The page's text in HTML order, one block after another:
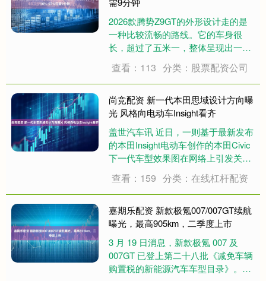
2026款腾势Z9GT的外形设计走的是
一种比较流畅的路线。它的车身很
长，超过了五米一，整体呈现出一种
统的GT车型，也就是那种适合长途旅
行、又带点运动感的轿跑车风格。车
头部分看起来比较简洁，采用了封闭
式的前脸，....
查看：113 分类：股票配资公司
尚竞配资 新一代本田思域设计方向曝
光 风格向电动车Insight看齐
盖世汽车讯 近日，一则基于最新发布
的本田Insight电动车创作的本田Civic
下一代车型效果图在网络上引发关
非官方发布，但揭示了Civic未来设计
语言的潜在发展方向。 图片来源：本
田，此车为在售款 本田此前....
查看：159 分类：在线杠杆配资
嘉期乐配资 新款极氪007/007GT续航
曝光，最高905km，二季度上市
3 月 19 日消息，新款极氪 007 及
007GT 已登上第二十八批《减免车辆
购置税的新能源汽车车型目录》。公